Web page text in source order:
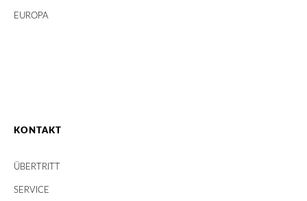
EUROPA
KONTAKT
ÜBERTRITT
SERVICE